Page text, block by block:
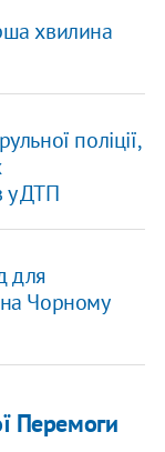
хвилина
поліції,
у ДТП
для
Чорному
Перемоги